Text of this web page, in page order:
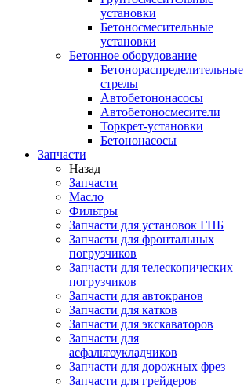
установки
Бетоносмесительные
установки
Бетонное оборудование
Бетонораспределительные
стрелы
Автобетононасосы
Автобетоносмесители
Торкрет-установки
Бетононасосы
Запчасти
Назад
Запчасти
Масло
Фильтры
Запчасти для установок ГНБ
Запчасти для фронтальных
погрузчиков
Запчасти для телескопических
погрузчиков
Запчасти для автокранов
Запчасти для катков
Запчасти для экскаваторов
Запчасти для
асфальтоукладчиков
Запчасти для дорожных фрез
Запчасти для грейдеров